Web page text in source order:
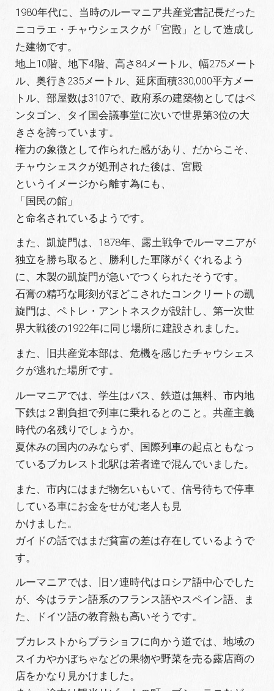
1980年代に、当時のルーマニア共産党書記長だった
ニコラエ・チャウシェスクが「宮殿」として造成し
た建物です。
地上10階、地下4階、高さ84メートル、幅275メート
ル、奥行き235メートル、延床面積330,000平方メー
トル、部屋数は3107で、政府系の建築物としてはペ
ンタゴン、タイ国会議事堂に次いで世界第3位の大
きさを誇っています。
権力の象徴として作られた感があり、だからこそ、
チャウシェスクが処刑された後は、宮殿
というイメージから離す為にも、
「国民の館」
と命名されているようです。
また、凱旋門は、1878年、露土戦争でルーマニアが
独立を勝ち取ると、勝利した軍隊がくぐれるよう
に、木製の凱旋門が急いでつくられたそうです。
石膏の精巧な彫刻がほどこされたコンクリートの凱
旋門は、ペトレ・アントネスクが設計し、第一次世
界大戦後の1922年に同じ場所に建設されました。
また、旧共産党本部は、危機を感じたチャウシェス
クが逃れた場所です。
ルーマニアでは、学生はバス、鉄道は無料、市内地
下鉄は２割負担で列車に乗れるとのこと。共産主義
時代の名残りでしょうか。
夏休みの国内のみならず、国際列車の起点ともなっ
ているブカレスト北駅は若者達で混んでいました。
また、市内にはまだ物乞いもいて、信号待ちで停車
している車にお金をせがむ老人も見
かけました。
ガイドの話ではまだ貧富の差は存在しているようで
す。
ルーマニアでは、旧ソ連時代はロシア語中心でした
が、今はラテン語系のフランス語やスペイン語、ま
た、ドイツ語の教育熱も高いそうです。
ブカレストからブラショフに向かう道では、地域の
スイカやかぼちゃなどの果物や野菜を売る露店商の
店をかなり見かけました。